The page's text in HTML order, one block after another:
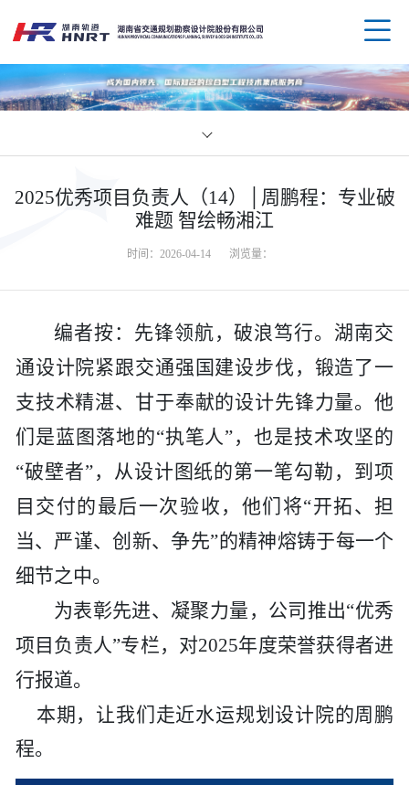
企业
领导
荣誉
企业
业务
水运
轨道
党群
时政
创新
特色
人才
客户
2025优秀项目负责人（14）│周鹏程：专业破
难题 智绘畅湘江
时间：2026-04-14 浏览量：
编者按：先锋领航，破浪笃行。湖南交
通设计院紧跟交通强国建设步伐，锻造了一
支技术精湛、甘于奉献的设计先锋力量。他
们是蓝图落地的“执笔人”，也是技术攻坚的
“破壁者”，从设计图纸的第一笔勾勒，到项
目交付的最后一次验收，他们将“开拓、担
当、严谨、创新、争先”的精神熔铸于每一个
细节之中。
为表彰先进、凝聚力量，公司推出“优秀
项目负责人”专栏，对2025年度荣誉获得者进
行报道。
本期，让我们走近水运规划设计院的周鹏
程。